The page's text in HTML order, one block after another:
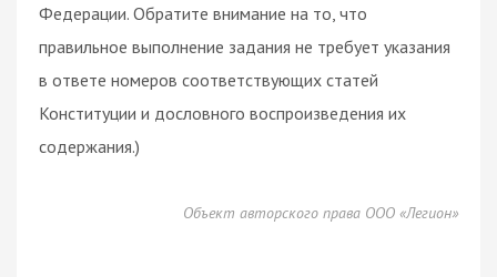
Федерации. Обратите внимание на то, что
правильное выполнение задания не требует указания
в ответе номеров соответствующих статей
Конституции и дословного воспроизведения их
содержания.)
Объект авторского права ООО «Легион»